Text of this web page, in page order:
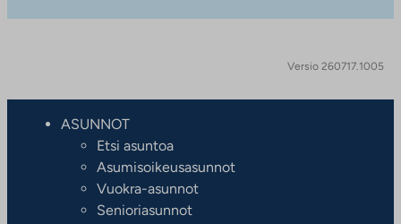
Versio 260717.1005
ASUNNOT
Etsi asuntoa
Asumisoikeusasunnot
Vuokra-asunnot
Senioriasunnot